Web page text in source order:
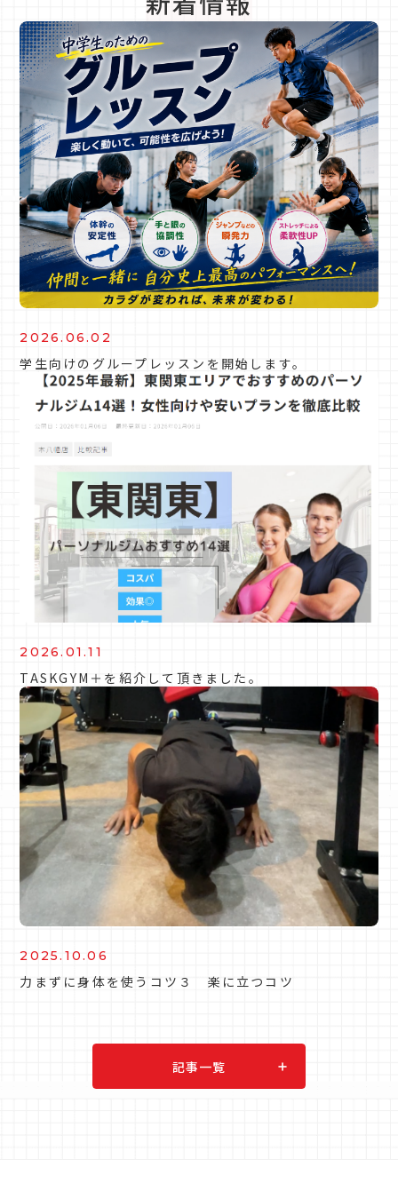
2026.06.02
学生向けのグループレッスンを開始します。
2026.01.11
TASKGYM＋を紹介して頂きました。
2025.10.06
力まずに身体を使うコツ３ 楽に立つコツ
記事一覧